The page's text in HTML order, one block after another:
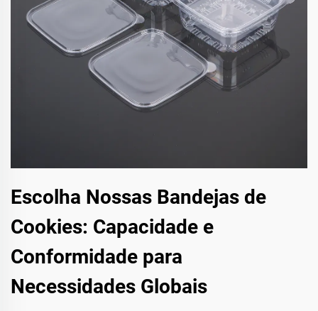
Escolha Nossas Bandejas de
Cookies: Capacidade e
Conformidade para
Necessidades Globais